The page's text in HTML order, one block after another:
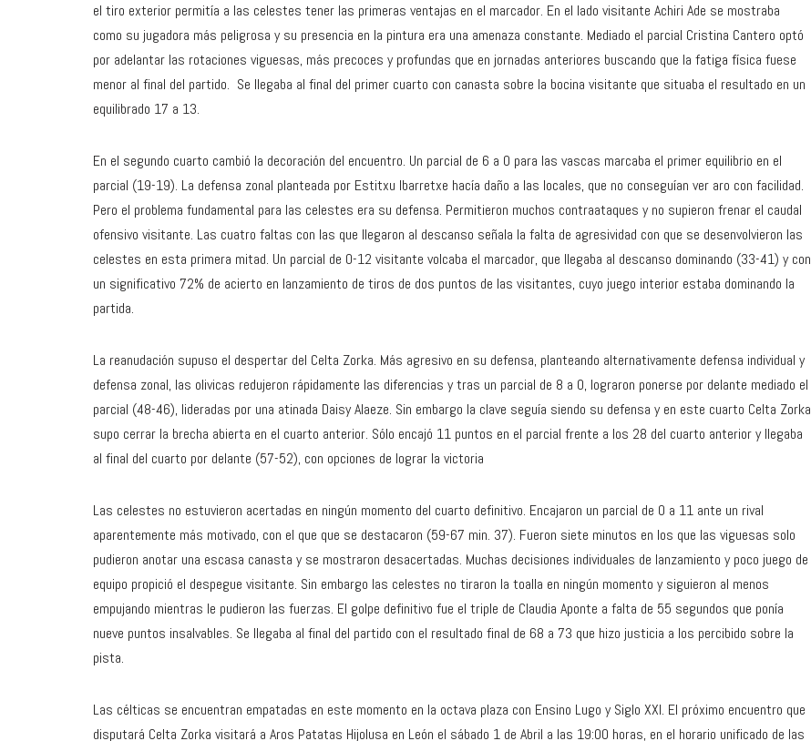
el tiro exterior permitía a las celestes tener las primeras ventajas en el marcador. En el lado visitante Achiri Ade se mostraba
como su jugadora más peligrosa y su presencia en la pintura era una amenaza constante. Mediado el parcial Cristina Cantero optó
por adelantar las rotaciones viguesas, más precoces y profundas que en jornadas anteriores buscando que la fatiga física fuese
menor al final del partido. Se llegaba al final del primer cuarto con canasta sobre la bocina visitante que situaba el resultado en un
equilibrado 17 a 13.
En el segundo cuarto cambió la decoración del encuentro. Un parcial de 6 a 0 para las vascas marcaba el primer equilibrio en el
parcial (19-19). La defensa zonal planteada por Estitxu Ibarretxe hacía daño a las locales, que no conseguían ver aro con facilidad.
Pero el problema fundamental para las celestes era su defensa. Permitieron muchos contraataques y no supieron frenar el caudal
ofensivo visitante. Las cuatro faltas con las que llegaron al descanso señala la falta de agresividad con que se desenvolvieron las
celestes en esta primera mitad. Un parcial de 0-12 visitante volcaba el marcador, que llegaba al descanso dominando (33-41) y con
un significativo 72% de acierto en lanzamiento de tiros de dos puntos de las visitantes, cuyo juego interior estaba dominando la
partida.
La reanudación supuso el despertar del Celta Zorka. Más agresivo en su defensa, planteando alternativamente defensa individual y
defensa zonal, las olivicas redujeron rápidamente las diferencias y tras un parcial de 8 a 0, lograron ponerse por delante mediado el
parcial (48-46), lideradas por una atinada Daisy Alaeze. Sin embargo la clave seguía siendo su defensa y en este cuarto Celta Zorka
supo cerrar la brecha abierta en el cuarto anterior. Sólo encajó 11 puntos en el parcial frente a los 28 del cuarto anterior y llegaba
al final del cuarto por delante (57-52), con opciones de lograr la victoria
Las celestes no estuvieron acertadas en ningún momento del cuarto definitivo. Encajaron un parcial de 0 a 11 ante un rival
aparentemente más motivado, con el que que se destacaron (59-67 min. 37). Fueron siete minutos en los que las viguesas solo
pudieron anotar una escasa canasta y se mostraron desacertadas. Muchas decisiones individuales de lanzamiento y poco juego de
equipo propició el despegue visitante. Sin embargo las celestes no tiraron la toalla en ningún momento y siguieron al menos
empujando mientras le pudieron las fuerzas. El golpe definitivo fue el triple de Claudia Aponte a falta de 55 segundos que ponía
nueve puntos insalvables. Se llegaba al final del partido con el resultado final de 68 a 73 que hizo justicia a los percibido sobre la
pista.
Las célticas se encuentran empatadas en este momento en la octava plaza con Ensino Lugo y Siglo XXI. El próximo encuentro que
disputará Celta Zorka visitará a Aros Patatas Hijolusa en León el sábado 1 de Abril a las 19:00 horas, en el horario unificado de las